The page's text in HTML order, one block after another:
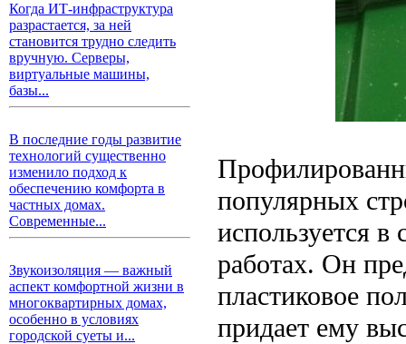
Когда ИТ-инфраструктура
разрастается, за ней
становится трудно следить
вручную. Серверы,
виртуальные машины,
базы...
В последние годы развитие
технологий существенно
изменило подход к
обеспечению комфорта в
частных домах.
Современные...
Звукоизоляция — важный
аспект комфортной жизни в
многоквартирных домах,
особенно в условиях
городской суеты и...
популярных
используется
работах. Он
пластиковое
придает ему